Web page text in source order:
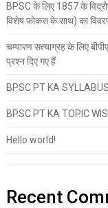
BPSC के लिए 1857 के
विशेष फोकस के साथ) का
चम्पारण सत्याग्रह के लिए
प्रश्न दिए गए हैं
BPSC PT KA SYLLABUS
BPSC PT KA TOPIC
Hello world!
Recent